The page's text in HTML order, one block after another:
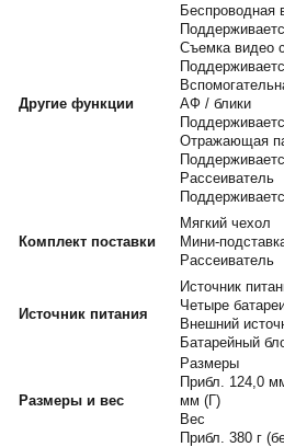
Другие функции
Беспроводная
Съемка видео
АФ / блики
Отражающая
Рассеиватель
Комплект поставки
Мягкий чехол
Мини-
Рассеиватель
Источник питания
Источник
Четыре
Внешний
Батарейный
Размеры и вес
Размеры
Прибл. 124,0
мм (Г)
Вес
Прибл. 380 г